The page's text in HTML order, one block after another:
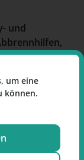
und
laut
um eine
können.